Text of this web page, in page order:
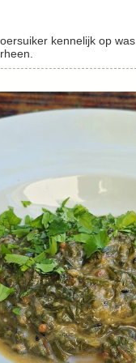
kennelijk op was.